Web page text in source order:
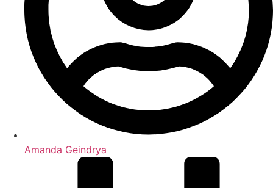
Amanda Geindrya